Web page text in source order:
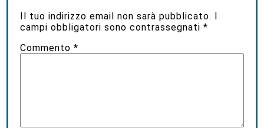
Il tuo indirizzo email non sarà pubblicato. I
campi obbligatori sono contrassegnati*
Commento*